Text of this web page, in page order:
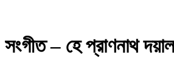
সংগীত – হে প্রাণনাথ